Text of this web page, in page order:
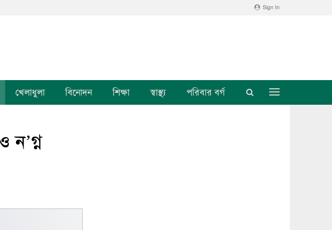
Sign In
খেলাধুলা বিনোদন শিক্ষা স্বাস্থ্য পরিবার বর্গ
ন’গ্ন